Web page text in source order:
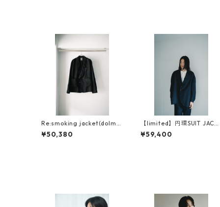
Re:smoking jacket(dolma
n sleeve )
¥50,380
【limited】円環SUIT JACK
ET
¥59,400